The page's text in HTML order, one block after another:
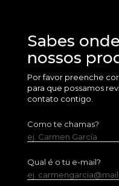
Sabes
nossos
Por favor preenche
para que possamos
contato contigo.
Como te chamas?
ej. Carmen García
Qual é o tu e-mail?
ej.